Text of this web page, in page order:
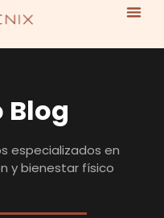
Blog
especializados en
y bienestar físico